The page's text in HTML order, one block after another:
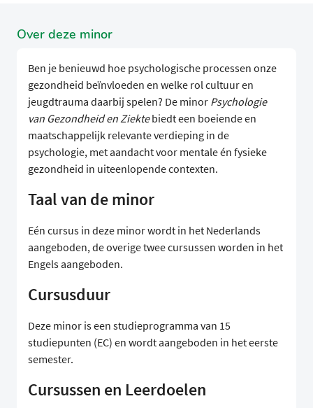
Over deze minor
Ben je benieuwd hoe psychologische processen onze
gezondheid beïnvloeden en welke rol cultuur en
jeugdtrauma daarbij spelen? De minor Psychologie
van Gezondheid en Ziektebiedt een boeiende en
maatschappelijk relevante verdieping in de
psychologie, met aandacht voor mentale én fysieke
gezondheid in uiteenlopende contexten.
Taal van de minor
Eén cursus in deze minor wordt in het Nederlands
aangeboden, de overige twee cursussen worden in het
Engels aangeboden.
Cursusduur
Deze minor is een studieprogramma van 15
studiepunten (EC) en wordt aangeboden in het eerste
semester.
Cursussen en Leerdoelen